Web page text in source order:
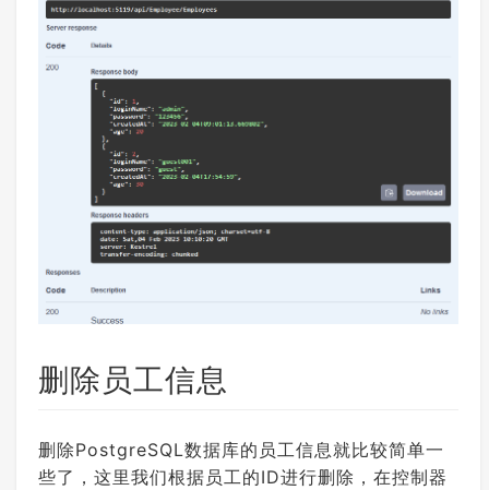
删除员工信息
删除PostgreSQL数据库的员工信息就比较简单一
些了，这里我们根据员工的ID进行删除，在控制器